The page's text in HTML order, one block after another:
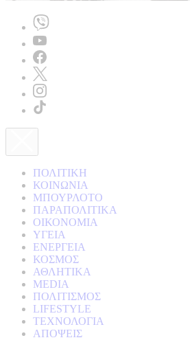
ΠΟΛΙΤΙΚΗ
ΚΟΙΝΩΝΙΑ
ΜΠΟΥΡΛΟΤΟ
ΠΑΡΑΠΟΛΙΤΙΚΑ
ΟΙΚΟΝΟΜΙΑ
ΥΓΕΙΑ
ΕΝΕΡΓΕΙΑ
ΚΟΣΜΟΣ
ΑΘΛΗΤΙΚΑ
MEDIA
ΠΟΛΙΤΙΣΜΟΣ
LIFESTYLE
ΤΕΧΝΟΛΟΓΙΑ
ΑΠΟΨΕΙΣ